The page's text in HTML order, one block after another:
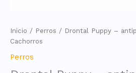
Inicio / Perros / Drontal Puppy –
Cachorros
Perros